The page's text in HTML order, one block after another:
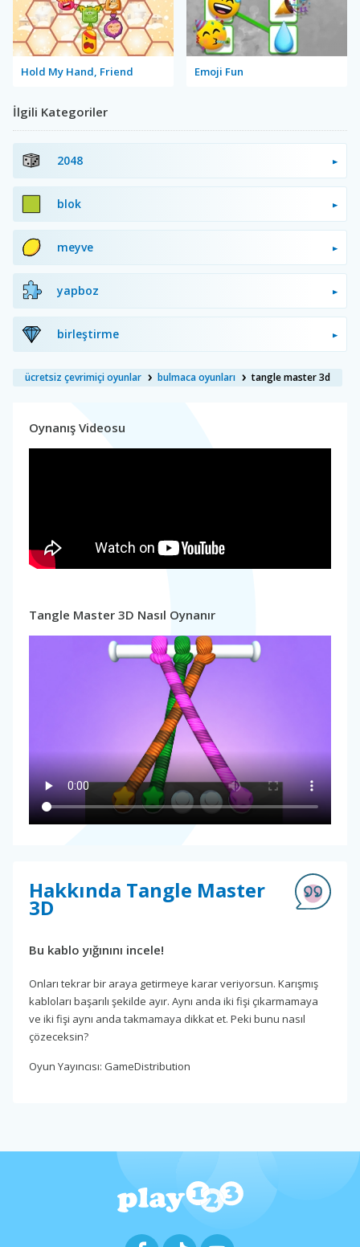
Hold My Hand, Friend Emoji Fun
İlgili Kategoriler
2048
blok
meyve
yapboz
birleştirme
ücretsiz çevrimiçi oyunlar bulmaca oyunları tangle master 3d
Oynanış Videosu
Tangle Master 3D Nasıl Oynanır
Hakkında Tangle Master
3D
Bu kablo yığınını incele!
Onları tekrar bir araya getirmeye karar veriyorsun. Karışmış
kabloları başarılı şekilde ayır. Aynı anda iki fişi çıkarmamaya
ve iki fişi aynı anda takmamaya dikkat et. Peki bunu nasıl
çözeceksin?
Oyun Yayıncısı: GameDistribution